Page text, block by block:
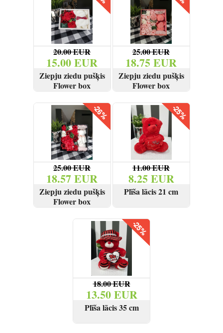
20.00 EUR
15.00 EUR
Ziepju ziedu pušķis
Flower box
SKATĪT PIRKT
25.00 EUR
18.75 EUR
Ziepju ziedu pušķis
Flower box
SKATĪT PIRKT
25.00 EUR
18.57 EUR
Ziepju ziedu pušķis
Flower box
PIRKT
11.00 EUR
8.25 EUR
Plīša lācis 21 cm
SKATĪT
18.00 EUR
13.50 EUR
Plīša lācis 35 cm